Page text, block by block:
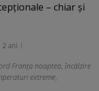
– chiar și
2 ani
Franţa noaptea, încălzire
extreme,